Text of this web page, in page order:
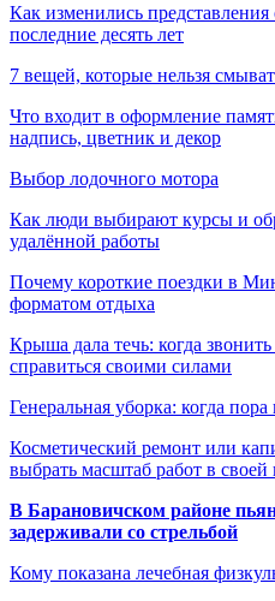
Как изменились
последние десять лет
7 вещей, которые нельзя
Что входит в оформление
надпись, цветник и декор
Выбор лодочного мотора
Как люди выбирают курсы и
удалённой работы
Почему короткие поездки в
форматом отдыха
Крыша дала течь: когда
справиться своими силами
Генеральная уборка: когда
Косметический ремонт или
выбрать масштаб работ в своей
В Барановичском районе
задерживали со стрельбой
Кому показана лечебная